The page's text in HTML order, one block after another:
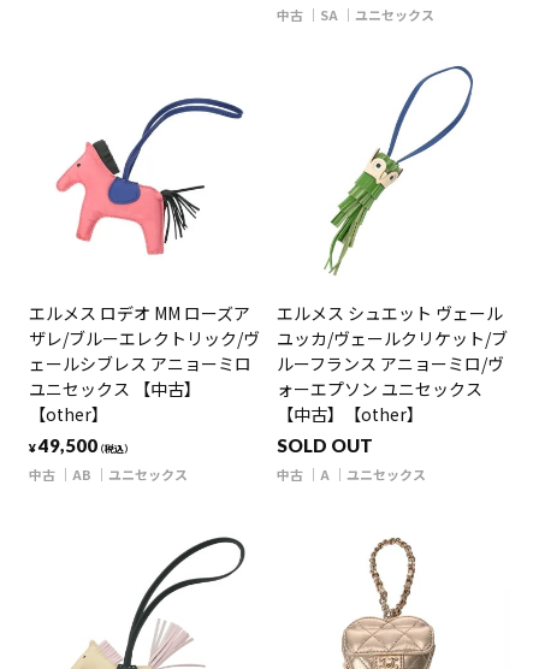
中古 SA ユニセックス
エルメス ロデオ MM ローズア
ザレ/ブルーエレクトリック/ヴ
ェールシブレス アニョーミロ
ユニセックス 【中古】
【other】
¥49,500（税込）
中古 AB ユニセックス
エルメス シュエット ヴェール
ユッカ/ヴェールクリケット/ブ
ルーフランス アニョーミロ/ヴ
ォーエプソン ユニセックス
【中古】【other】
SOLD OUT
中古 A ユニセックス